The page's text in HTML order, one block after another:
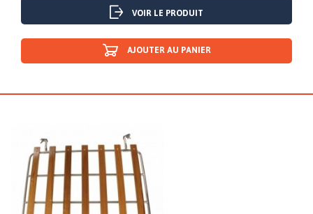
VOIR LE PRODUIT
AJOUTER AU PANIER